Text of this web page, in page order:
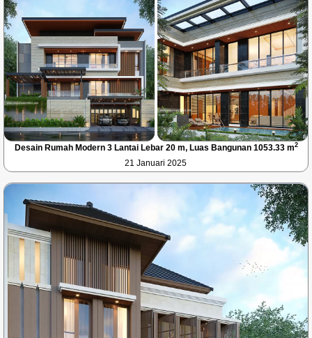
Desain Rumah Modern 3 Lantai Lebar 20 m, Luas Bangunan 1053.33 m2
21 Januari 2025